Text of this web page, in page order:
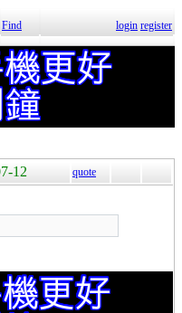
Find login register
12 quote